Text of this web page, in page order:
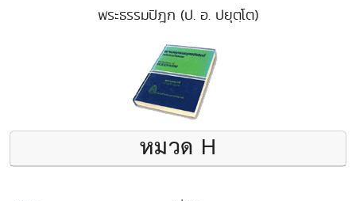
พระธรรมปิฎก (ป. อ. ปยุตฺโต)
หมวด H